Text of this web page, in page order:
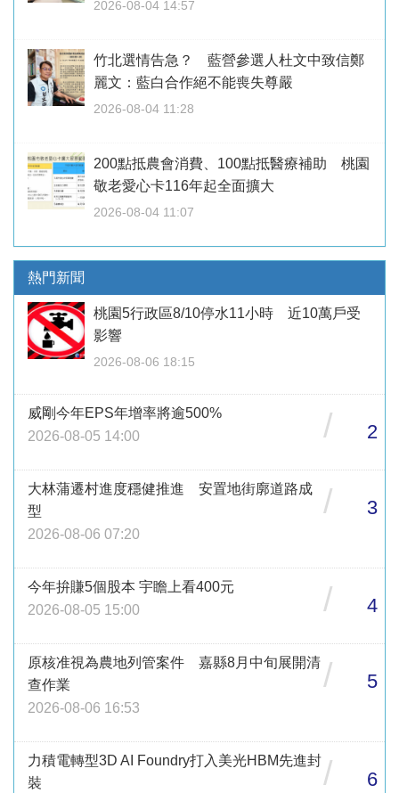
2026-08-04 14:57
竹北選情告急？ 藍營參選人杜文中致信鄭
麗文：藍白合作絕不能喪失尊嚴
2026-08-04 11:28
200點抵農會消費、100點抵醫療補助 桃園
敬老愛心卡116年起全面擴大
2026-08-04 11:07
熱門新聞
桃園5行政區8/10停水11小時 近10萬戶受
影響
2026-08-06 18:15
威剛今年EPS年增率將逾500%
2026-08-05 14:00
/ 2
大林蒲遷村進度穩健推進 安置地街廓道路成
型
2026-08-06 07:20
/ 3
今年拚賺5個股本 宇瞻上看400元
2026-08-05 15:00
/ 4
原核准視為農地列管案件 嘉縣8月中旬展開清
查作業
2026-08-06 16:53
/ 5
力積電轉型3D AI Foundry打入美光HBM先進封
裝
/ 6